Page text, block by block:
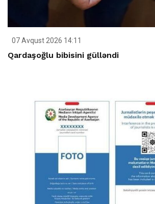
07 Avqust 2026 14:11
Qardaşoğlu bibisini gülləndi